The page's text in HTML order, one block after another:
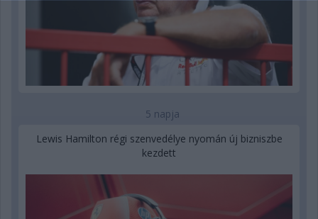
5 napja
Lewis Hamilton régi szenvedélye nyomán új bizniszbe
kezdett